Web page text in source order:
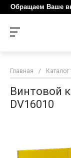
Обращаем Ваше
Главная / Каталог
Винтовой
DV16010